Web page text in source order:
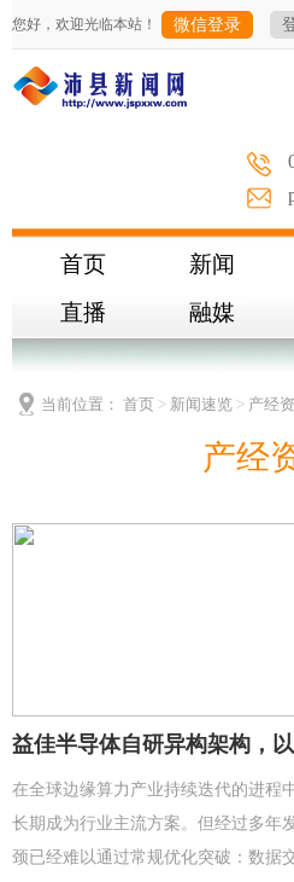
您好，欢迎光临本站！ 微信登录
首页 新闻
直播
融媒
当前位置： 首页 > 新闻速览 > 产经
产经
益佳半导体自研异构架构，
在全球边缘算力产业持续迭代的进程
长期成为行业主流方案。但经过多年
颈已经难以通过常规优化突破：数据